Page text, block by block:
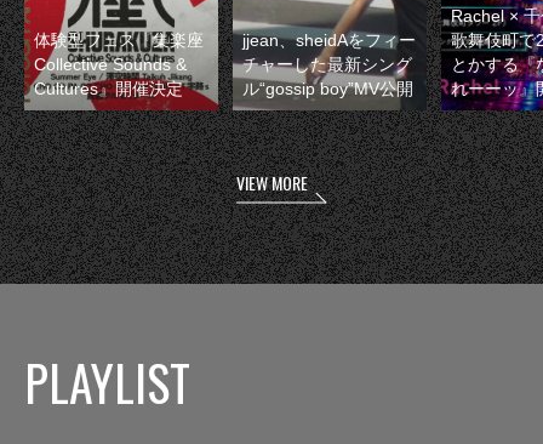
体験型フェス『集楽座
Collective Sounds &
Cultures』開催決定
jjean、sheidAをフィー
チャーした最新シング
ル“gossip boy”MV公開
Rachel ×
歌舞伎町で
とかする『
れーーッ』
VIEW MORE
PLAYLIST